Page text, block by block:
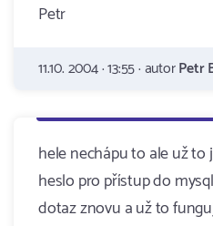
Petr
11.10. 2004 · 13:55 · autorPetr
hele nechápu to ale už to
heslo pro přístup do
dotaz znovu a už to